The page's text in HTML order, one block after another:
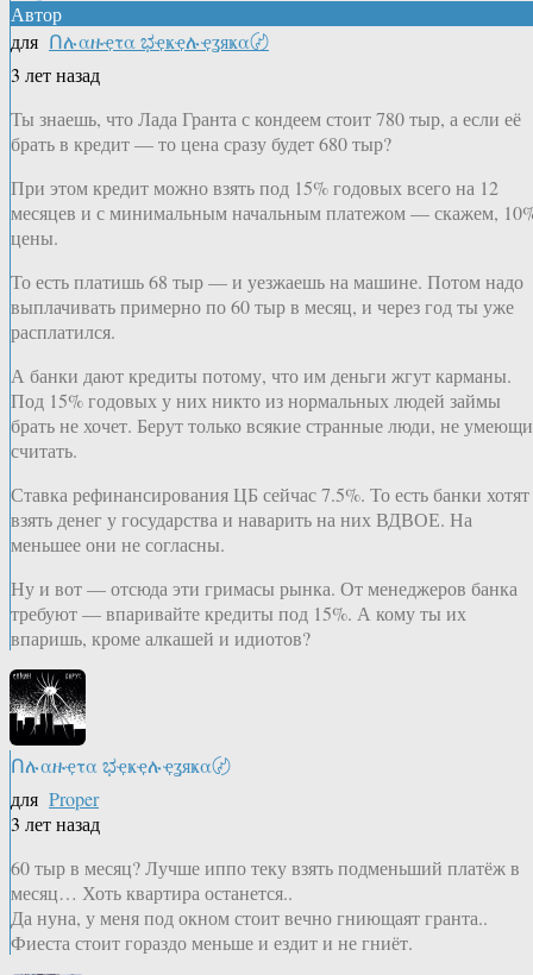
Автор
для Ոሉαዙҿτα ಭҿҝҿሉҿʓяҝα〄
3 лет назад
Ты знаешь, что Лада Гранта с кондеем стоит 780 тыр, а если её
брать в кредит — то цена сразу будет 680 тыр?
При этом кредит можно взять под 15% годовых всего на 12
месяцев и с минимальным начальным платежом — скажем,
цены.
То есть платишь 68 тыр — и уезжаешь на машине. Потом надо
выплачивать примерно по 60 тыр в месяц, и через год ты уже
расплатился.
А банки дают кредиты потому, что им деньги жгут карманы.
Под 15% годовых у них никто из нормальных людей займы
брать не хочет. Берут только всякие странные люди, не
считать.
Ставка рефинансирования ЦБ сейчас 7.5%. То есть банки хотят
взять денег у государства и наварить на них ВДВОЕ. На
меньшее они не согласны.
Ну и вот — отсюда эти гримасы рынка. От менеджеров банка
требуют — впаривайте кредиты под 15%. А кому ты их
впаришь, кроме алкашей и идиотов?
Ոሉαዙҿτα ಭҿҝҿሉҿʓяҝα〄
для Proper
3 лет назад
60 тыр в месяц? Лучше иппо теку взять подменьший платёж в
месяц… Хоть квартира останется..
Да нуна, у меня под окном стоит вечно гниющаят гранта..
Фиеста стоит гораздо меньше и ездит и не гниёт.